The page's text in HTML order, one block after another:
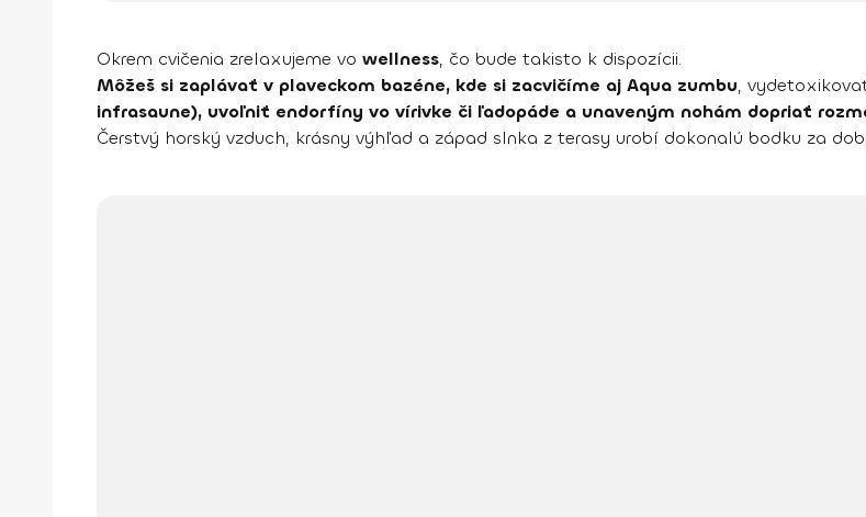
Okrem cvičenia zrelaxujeme vo wellness, čo bude takisto k dispozícii.
Môžeš si zaplávať v plaveckom bazéne, kde si zacvičíme aj Aqua zumbu,
infrasaune), uvoľniť endorfíny vo vírivke či ľadopáde a unaveným nohám dopriať
Čerstvý horský vzduch, krásny výhľad a západ slnka z terasy urobí dokonalú bodku za